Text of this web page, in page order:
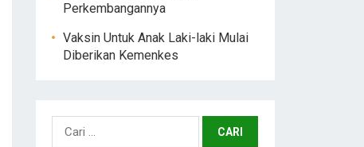
Perkembangannya
Vaksin Untuk Anak Laki-laki Mulai
Diberikan Kemenkes
Cari
untuk: